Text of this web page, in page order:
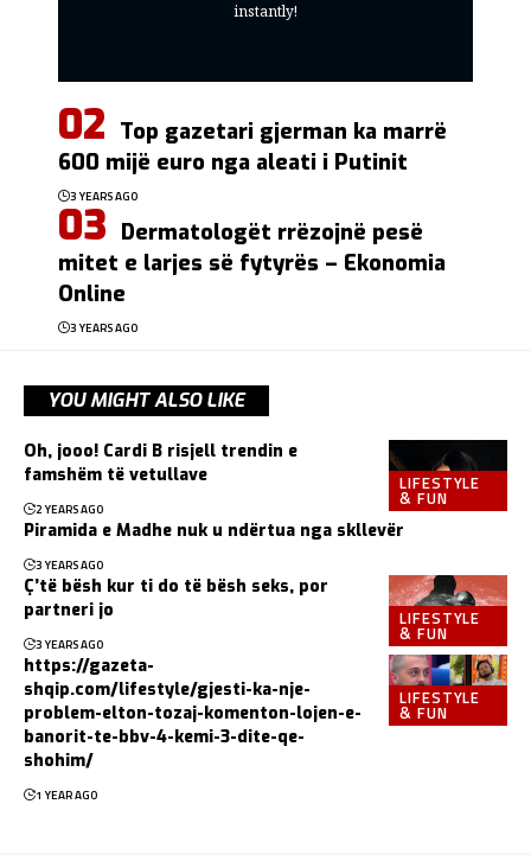
instantly!
Top gazetari gjerman ka marrë
600 mijë euro nga aleati i Putinit
3 YEARS AGO
Dermatologët rrëzojnë pesë
mitet e larjes së fytyrës – Ekonomia
Online
3 YEARS AGO
YOU MIGHT ALSO LIKE
LIFESTYLE
& FUN
Oh, jooo! Cardi B risjell trendin e
famshëm të vetullave
2 YEARS AGO
Piramida e Madhe nuk u ndërtua nga skllevër
3 YEARS AGO
LIFESTYLE
& FUN
Ç’të bësh kur ti do të bësh seks, por
partneri jo
3 YEARS AGO
LIFESTYLE
& FUN
https://gazeta-
shqip.com/lifestyle/gjesti-ka-nje-
problem-elton-tozaj-komenton-lojen-e-
banorit-te-bbv-4-kemi-3-dite-qe-
shohim/
1 YEAR AGO